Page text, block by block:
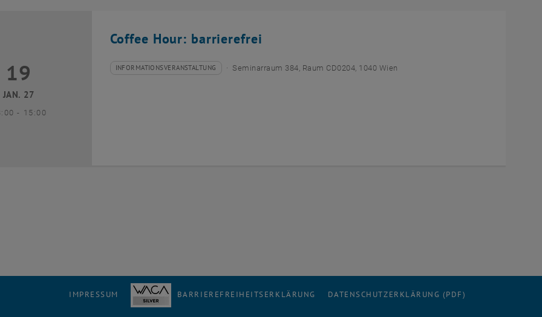
Coffee Hour: barrierefrei
Januar 2027
19
JAN. 27
- bis
15:00
Veranstaltungstyp:
INFORMATIONSVERANSTALTUNG
Veranstaltungsort: Seminarraum 384, Raum CD0204, 1040 Wien
IMPRESSUM BARRIEREFREIHEITSERKLÄRUNG DATENSCHUTZERKLÄRUNG (PDF)